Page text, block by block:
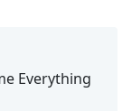
Everything